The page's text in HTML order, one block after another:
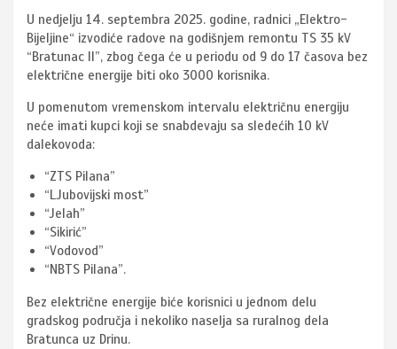
U nedjelju 14. septembra 2025. godine, radnici „Elektro-
Bijeljine“ izvodiće radove na godišnjem remontu TS 35 kV
“Bratunac II”, zbog čega će u periodu od 9 do 17 časova bez
električne energije biti oko 3000 korisnika.
U pomenutom vremenskom intervalu električnu energiju
neće imati kupci koji se snabdevaju sa sledećih 10 kV
dalekovoda:
“ZTS Pilana”
“LJubovijski most”
“Jelah”
“Sikirić”
“Vodovod”
“NBTS Pilana”.
Bez električne energije biće korisnici u jednom delu
gradskog područja i nekoliko naselja sa ruralnog dela
Bratunca uz Drinu.